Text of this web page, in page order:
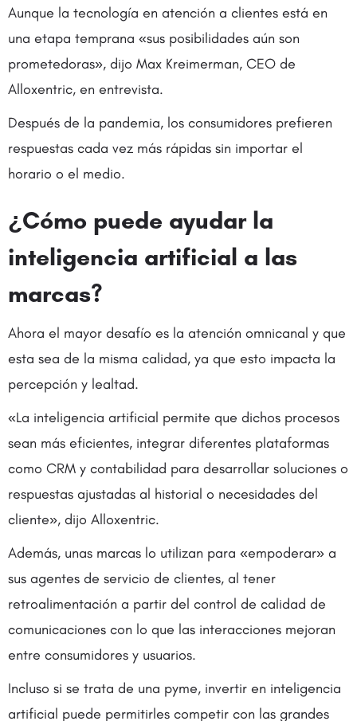
Aunque la tecnología en atención a clientes está en
una etapa temprana «sus posibilidades aún son
prometedoras», dijo Max Kreimerman, CEO de
Alloxentric, en entrevista.
Después de la pandemia, los consumidores prefieren
respuestas cada vez más rápidas sin importar el
horario o el medio.
¿Cómo puede ayudar la
inteligencia artificial a las
marcas?
Ahora el mayor desafío es la atención omnicanal y que
esta sea de la misma calidad, ya que esto impacta la
percepción y lealtad.
«La inteligencia artificial permite que dichos procesos
sean más eficientes, integrar diferentes plataformas
como CRM y contabilidad para desarrollar soluciones o
respuestas ajustadas al historial o necesidades del
cliente», dijo Alloxentric.
Además, unas marcas lo utilizan para «empoderar» a
sus agentes de servicio de clientes, al tener
retroalimentación a partir del control de calidad de
comunicaciones con lo que las interacciones mejoran
entre consumidores y usuarios.
Incluso si se trata de una pyme, invertir en inteligencia
artificial puede permitirles competir con las grandes